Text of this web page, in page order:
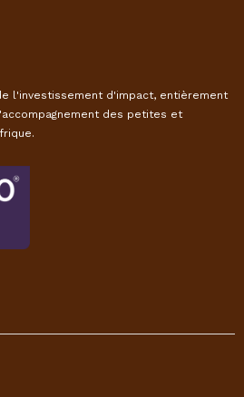
l'investissement d'impact, entièrement
des petites et